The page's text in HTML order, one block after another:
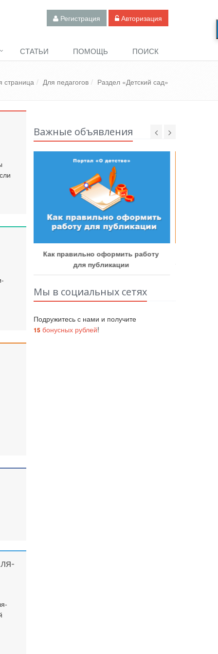
Регистрация Авторизация
СТАТЬИ ПОМОЩЬ ПОИСК
страница Для педагогов Раздел «Детский сад»
Важные объявления
Как получить бонусные баллы
Мы в социальных сетях
Подружитесь с нами и получите
15бонусных рублей!